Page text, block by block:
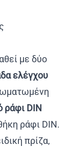
με δύο
ελέγχου
ράφι DIN
ράφι DIN.
πρίζα,